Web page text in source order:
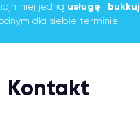
jedną usługę i bukkuj
dla siebie terminie!
Kontakt